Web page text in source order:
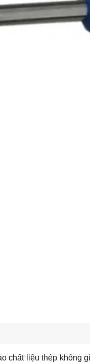
chất liệu thép không